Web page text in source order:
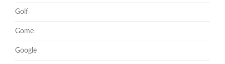
Golf
Gome
Google